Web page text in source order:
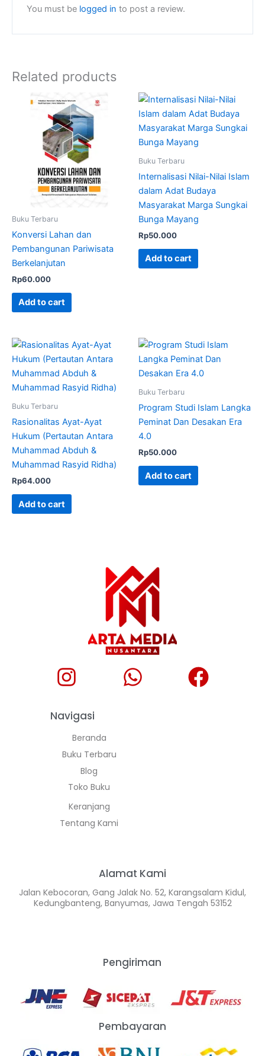
You must be logged in to post a review.
Related products
Buku Terbaru
Konversi Lahan dan
Pembangunan Pariwisata
Berkelanjutan
Rp60.000
Add to cart
Buku Terbaru
Internalisasi Nilai-Nilai Islam
dalam Adat Budaya
Masyarakat Marga Sungkai
Bunga Mayang
Rp50.000
Add to cart
Buku Terbaru
Rasionalitas Ayat-Ayat
Hukum (Pertautan Antara
Muhammad Abduh &
Muhammad Rasyid Ridha)
Rp64.000
Add to cart
Buku Terbaru
Program Studi Islam Langka
Peminat Dan Desakan Era
4.0
Rp50.000
Add to cart
Navigasi
Beranda
Buku Terbaru
Blog
Toko Buku
Keranjang
Tentang Kami
Alamat Kami
Jalan Kebocoran, Gang Jalak No. 52, Karangsalam Kidul,
Kedungbanteng, Banyumas, Jawa Tengah 53152
Pengiriman
Pembayaran